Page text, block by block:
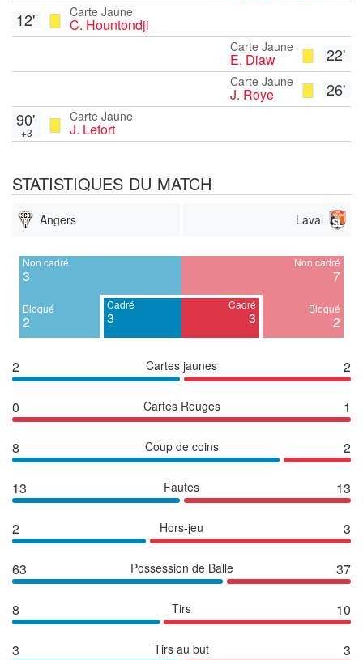
Carte Jaune
C. Hountondji
12'
22'
Carte Jaune
E. Diaw
26'
Carte Jaune
J. Roye
Carte Jaune
J. Lefort
90'
+3
STATISTIQUES DU MATCH
Angers Laval
Non cadré
3
Bloqué
2
Cadré
3
Cadré
3
Non cadré
7
Bloqué
2
2 Cartes jaunes 2
0 Cartes Rouges 1
8 Coup de coins 2
13 Fautes 13
2 Hors-jeu 3
63 Possession de Balle 37
8 Tirs 10
3 Tirs au but 3